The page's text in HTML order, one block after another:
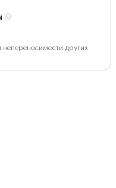
непереносимости других